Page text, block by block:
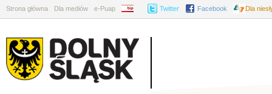
Strona główna Dla mediów e-Puap BIP Twitter Facebook Dla